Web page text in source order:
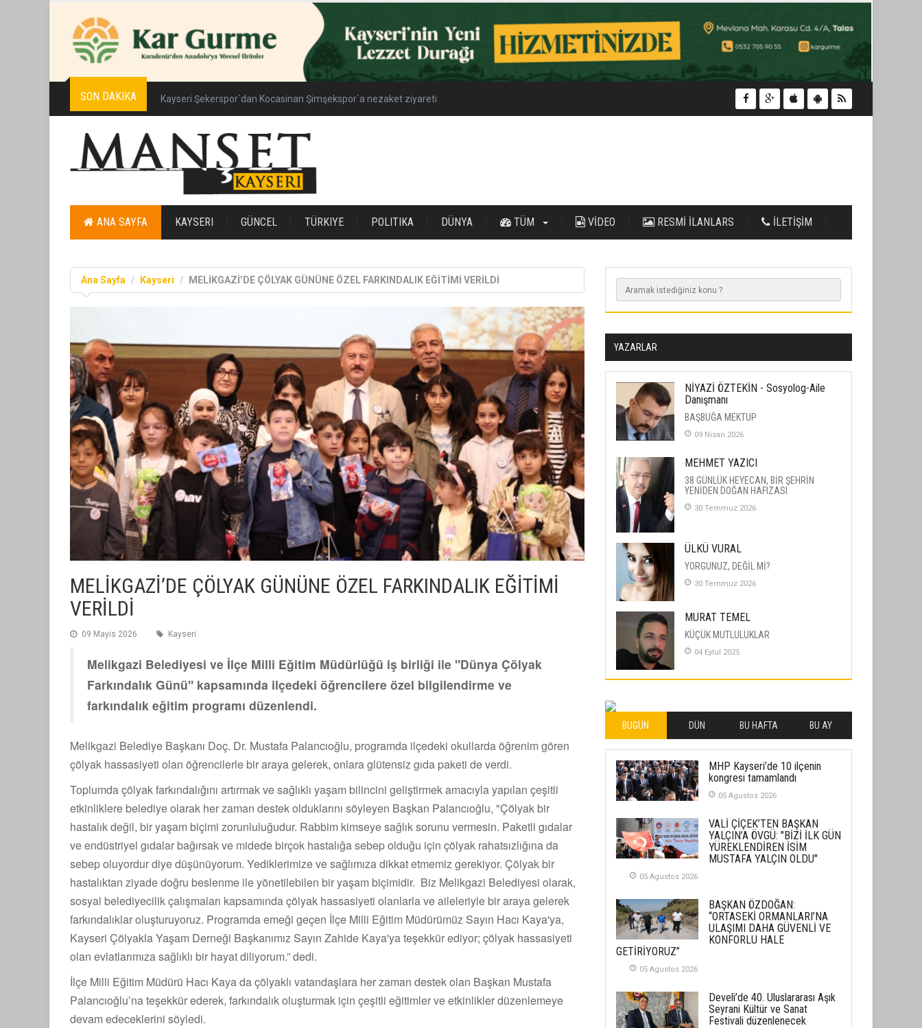
SON DAKIKA Kayseri Şekerspor`dan Kocasinan Şimşekspor`a nezaket ziyareti
ANA SAYFA KAYSERI GÜNCEL TÜRKIYE POLITIKA DÜNYA TÜM VİDEO RESMİ İLANLARS İLETİŞİM
Ana Sayfa Kayseri MELİKGAZİ’DE ÇÖLYAK GÜNÜNE ÖZEL FARKINDALIK EĞİTİMİ VERİLDİ
MELİKGAZİ’DE ÇÖLYAK GÜNÜNE ÖZEL FARKINDALIK EĞİTİMİ
VERİLDİ
09 Mayis 2026 Kayseri
Melikgazi Belediyesi ve İlçe Milli Eğitim Müdürlüğü iş birliği ile "Dünya Çölyak
Farkındalık Günü" kapsamında ilçedeki öğrencilere özel bilgilendirme ve
farkındalık eğitim programı düzenlendi.
Melikgazi Belediye Başkanı Doç. Dr. Mustafa Palancıoğlu, programda ilçedeki okullarda öğrenim gören
çölyak hassasiyeti olan öğrencilerle bir araya gelerek, onlara glütensiz gıda paketi de verdi.
Toplumda çölyak farkındalığını artırmak ve sağlıklı yaşam bilincini geliştirmek amacıyla yapılan çeşitli
etkinliklere belediye olarak her zaman destek olduklarını söyleyen Başkan Palancıoğlu, "Çölyak bir
hastalık değil, bir yaşam biçimi zorunluluğudur. Rabbim kimseye sağlık sorunu vermesin. Paketli gıdalar
ve endüstriyel gıdalar bağırsak ve midede birçok hastalığa sebep olduğu için çölyak rahatsızlığına da
sebep oluyordur diye düşünüyorum. Yediklerimize ve sağlımıza dikkat etmemiz gerekiyor. Çölyak bir
hastalıktan ziyade doğru beslenme ile yönetilebilen bir yaşam biçimidir. Biz Melikgazi Belediyesi olarak,
sosyal belediyecilik çalışmaları kapsamında çölyak hassasiyeti olanlarla ve aileleriyle bir araya gelerek
farkındalıklar oluşturuyoruz. Programda emeği geçen İlçe Milli Eğitim Müdürümüz Sayın Hacı Kaya'ya,
Kayseri Çölyakla Yaşam Derneği Başkanımız Sayın Zahide Kaya'ya teşekkür ediyor; çölyak hassasiyeti
olan evlatlarımıza sağlıklı bir hayat diliyorum.” dedi.
İlçe Milli Eğitim Müdürü Hacı Kaya da çölyaklı vatandaşlara her zaman destek olan Başkan Mustafa
Palancıoğlu’na teşekkür ederek, farkındalık oluşturmak için çeşitli eğitimler ve etkinlikler düzenlemeye
devam edeceklerini söyledi.
YAZARLAR
NİYAZİ ÖZTEKİN - Sosyolog-Aile
Danışmanı
BAŞBUĞA MEKTUP
09 Nisan 2026
MEHMET YAZICI
38 GÜNLÜK HEYECAN, BİR ŞEHRİN
YENİDEN DOĞAN HAFIZASI
30 Temmuz 2026
ÜLKÜ VURAL
YORGUNUZ, DEĞİL Mİ?
30 Temmuz 2026
MURAT TEMEL
KÜÇÜK MUTLULUKLAR
04 Eylul 2025
26 Subat 2026
METİN ERTEM
YENİ HİCRİ YIL VE ÜLKEMİZDE
YAŞANANLAR!
21 Haziran 2026
SEMRA ŞAHİN
KENDİNE UYANMAK
30 Temmuz 2026
Merve Şimşek
İlgi Alanlarımız ve Biz
02 Ekim 2025
SABAHATTİN SÜRMEN
puana Ulaştı
01 Mayis 2026
BUGÜN DÜN BU HAFTA BU AY
MHP Kayseri’de 10 ilçenin
kongresi tamamlandı
05 Agustos 2026
VALİ ÇİÇEK’TEN BAŞKAN
YALÇIN’A ÖVGÜ: "BİZİ İLK GÜN
YÜREKLENDİREN İSİM
MUSTAFA YALÇIN OLDU"
05 Agustos 2026
BAŞKAN ÖZDOĞAN:
“ORTASEKİ ORMANLARI’NA
ULAŞIMI DAHA GÜVENLİ VE
KONFORLU HALE
GETİRİYORUZ”
05 Agustos 2026
Develi’de 40. Uluslararası Aşık
Seyrani Kültür ve Sanat
Festivali düzenlenecek